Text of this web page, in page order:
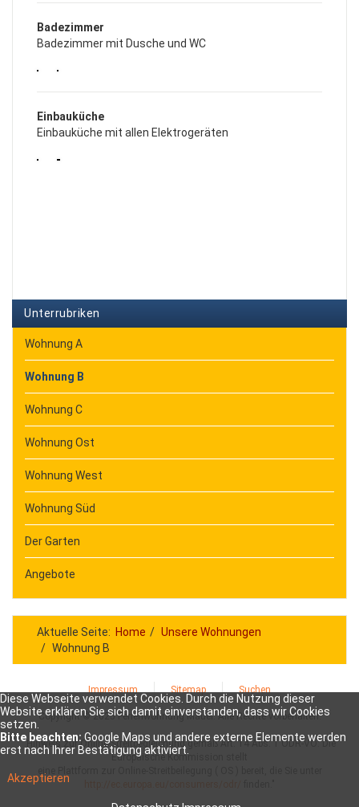
Badezimmer
Badezimmer mit Dusche und WC
Einbauküche
Einbauküche mit allen Elektrogeräten
Unterrubriken
Wohnung A
Wohnung B
Wohnung C
Wohnung Ost
Wohnung West
Wohnung Süd
Der Garten
Angebote
Aktuelle Seite: Home
Unsere Wohnungen
Wohnung B
Impressum Sitemap Suchen
Copyright © 2025 Ferienwohnung Mauer. Alle Rechte vorbehalten.
"Hinweis zur Online-Streitbegleichung gemäß Art. 14 Abs. 1 ODR-VO: Die
Europäische Kommission stellt
eine Plattform zur Online-Streitbeilegung ( OS ) bereit, die Sie unter
Diese Webseite verwendet Cookies. Durch die Nutzung dieser
Website erklären Sie sich damit einverstanden, dass wir Cookies
setzen.
Bitte beachten: Google Maps und andere externe Elemente werden
erst nach Ihrer Bestätigung aktiviert.
Akzeptieren